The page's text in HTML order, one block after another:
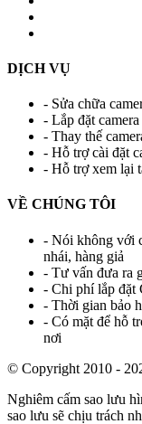
DỊCH VỤ
- Sửa chữa
- Lắp đặt camera
- Thay thế
- Hỗ trợ cài đặt
- Hỗ trợ xem lại
VỀ CHÚNG TÔI
- Nói không với
nhái, hàng giả
- Tư vấn đưa ra
- Chi phí lắp đặt
- Thời gian bảo
- Có mặt để hỗ
nơi
© Copyright 2010 -
Nghiêm cấm sao lưu
sao lưu sẽ chịu trách